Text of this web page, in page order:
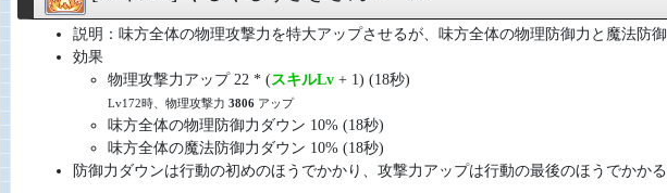
説明：味方全体の物理攻撃力を特大アップさせるが、味方全体の物理防御力と魔法防
効果
物理攻撃力アップ 22 * (スキルLv+ 1) (18秒)
Lv172時、物理攻撃力 3806アップ
味方全体の物理防御力ダウン 10% (18秒)
味方全体の魔法防御力ダウン 10% (18秒)
防御力ダウンは行動の初めのほうでかかり、攻撃力アップは行動の最後のほうでかかる